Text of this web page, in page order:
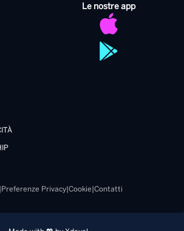
Le nostre app
Preferenze Privacy| Cookie Contatti